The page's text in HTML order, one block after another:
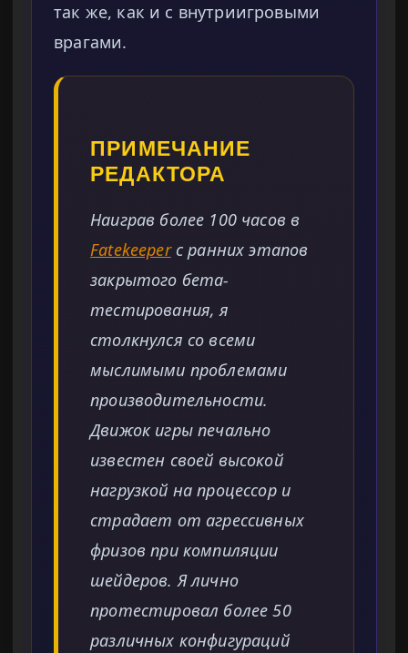
так же, как и с внутриигровыми
врагами.
ПРИМЕЧАНИЕ
РЕДАКТОРА
Наиграв более 100 часов в
Fatekeeperс ранних этапов
закрытого бета-
тестирования, я
столкнулся со всеми
мыслимыми проблемами
производительности.
Движок игры печально
известен своей высокой
нагрузкой на процессор и
страдает от агрессивных
фризов при компиляции
шейдеров. Я лично
протестировал более 50
различных конфигураций